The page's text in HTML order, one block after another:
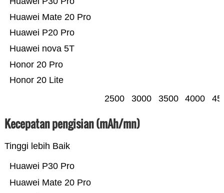
Honor 20 Lite
Honor 20 Pro
Huawei nova 5T
Huawei P20 Pro
Huawei Mate 20 Pro
2500 3000 3500 4000
Kecepatan pengisian (mAh/mn)
Tinggi lebih Baik
Huawei Mate 20 Pro
Huawei P30 Pro